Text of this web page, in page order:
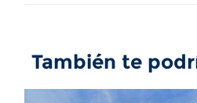
También te